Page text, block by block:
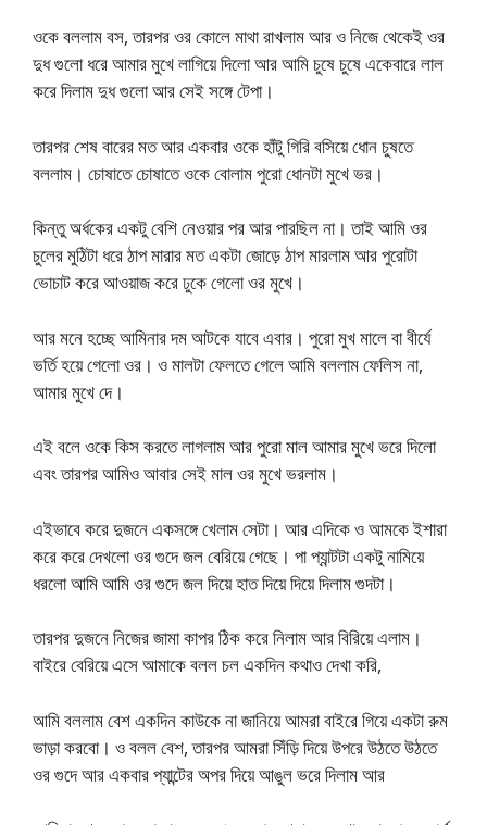
ওকে বললাম বস, তারপর ওর কোলে মাথা রাখলাম আর ও নিজে থেকেই ওর
দুধ গুলো ধরে আমার মুখে লাগিয়ে দিলো আর আমি চুষে চুষে একেবারে লাল
করে দিলাম দুধ গুলো আর সেই সঙ্গে টেপা।
তারপর শেষ বারের মত আর একবার ওকে হাঁটু গিরি বসিয়ে ধোন চুষতে
বললাম। চোষাতে চোষাতে ওকে বোলাম পুরো ধোনটা মুখে ভর।
কিন্তু অর্ধকের একটু বেশি নেওয়ার পর আর পারছিল না। তাই আমি ওর
চুলের মুঠিটা ধরে ঠাপ মারার মত একটা জোড়ে ঠাপ মারলাম আর পুরোটা
ভোচাট করে আওয়াজ করে ঢুকে গেলো ওর মুখে।
আর মনে হচ্ছে আমিনার দম আটকে যাবে এবার। পুরো মুখ মালে বা বীর্যে
ভর্তি হয়ে গেলো ওর। ও মালটা ফেলতে গেলে আমি বললাম ফেলিস না,
আমার মুখে দে।
এই বলে ওকে কিস করতে লাগলাম আর পুরো মাল আমার মুখে ভরে দিলো
এবং তারপর আমিও আবার সেই মাল ওর মুখে ভরলাম।
এইভাবে করে দুজনে একসঙ্গে খেলাম সেটা। আর এদিকে ও আমকে ইশারা
করে করে দেখলো ওর গুদে জল বেরিয়ে গেছে। পা প্যান্টটা একটু নামিয়ে
ধরলো আমি আমি ওর গুদে জল দিয়ে হাত দিয়ে দিয়ে দিলাম গুদটা।
তারপর দুজনে নিজের জামা কাপর ঠিক করে নিলাম আর বিরিয়ে এলাম।
বাইরে বেরিয়ে এসে আমাকে বলল চল একদিন কথাও দেখা করি,
আমি বললাম বেশ একদিন কাউকে না জানিয়ে আমরা বাইরে গিয়ে একটা রুম
ভাড়া করবো। ও বলল বেশ, তারপর আমরা সিঁড়ি দিয়ে উপরে উঠতে উঠতে
ওর গুদে আর একবার প্যান্টের অপর দিয়ে আঙুল ভরে দিলাম আর